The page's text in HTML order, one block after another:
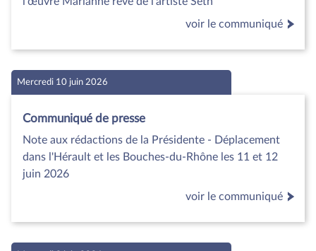
voir le communiqué
Mercredi 10 juin 2026
Communiqué de presse
Note aux rédactions de la Présidente - Déplacement
dans l'Hérault et les Bouches-du-Rhône les 11 et 12
juin 2026
voir le communiqué